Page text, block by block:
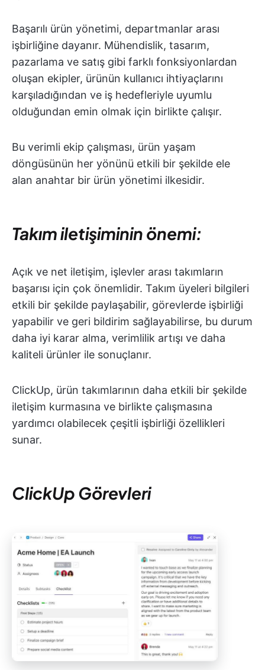
Başarılı ürün yönetimi, departmanlar arası
işbirliğine dayanır. Mühendislik, tasarım,
pazarlama ve satış gibi farklı fonksiyonlardan
oluşan ekipler, ürünün kullanıcı ihtiyaçlarını
karşıladığından ve iş hedefleriyle uyumlu
olduğundan emin olmak için birlikte çalışır.
Bu verimli ekip çalışması, ürün yaşam
döngüsünün her yönünü etkili bir şekilde ele
alan anahtar bir ürün yönetimi ilkesidir.
Takım iletişiminin önemi:
Açık ve net iletişim, işlevler arası takımların
başarısı için çok önemlidir. Takım üyeleri bilgileri
etkili bir şekilde paylaşabilir, görevlerde işbirliği
yapabilir ve geri bildirim sağlayabilirse, bu durum
daha iyi karar alma, verimlilik artışı ve daha
kaliteli ürünler ile sonuçlanır.
ClickUp, ürün takımlarının daha etkili bir şekilde
iletişim kurmasına ve birlikte çalışmasına
yardımcı olabilecek çeşitli işbirliği özellikleri
sunar.
ClickUp Görevleri